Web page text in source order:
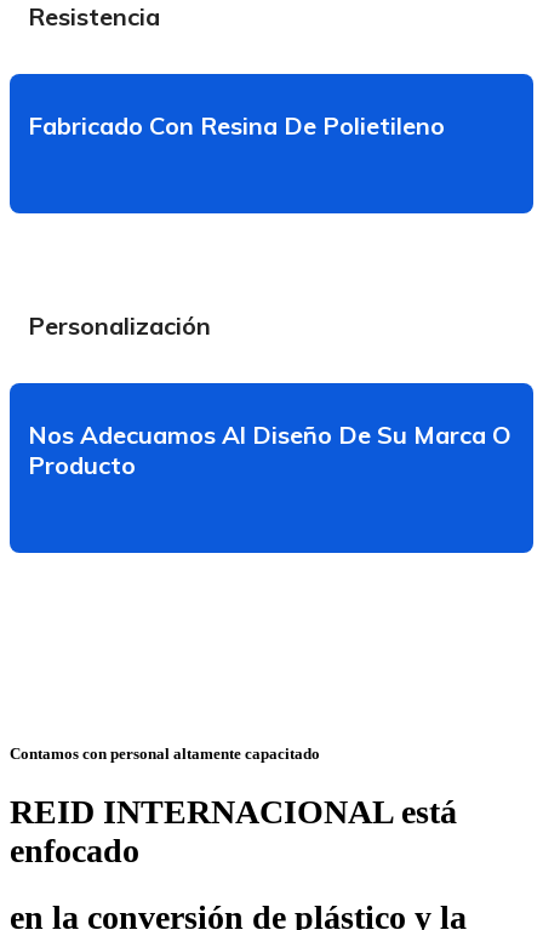
Resistencia
Fabricado Con Resina De Polietileno
Personalización
Nos Adecuamos Al Diseño De Su Marca O
Producto
Contamos con personal altamente capacitado
REID INTERNACIONAL está
enfocado
en la conversión de plástico y la